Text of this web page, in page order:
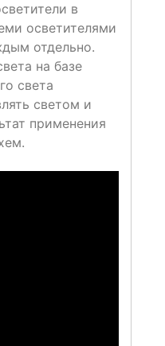
в
осветителями
отдельно.
на базе
света
светом и
применения